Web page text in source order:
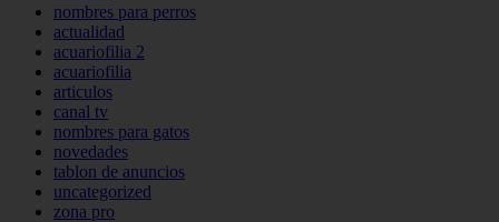
nombres para perros
actualidad
acuariofilia 2
acuariofilia
articulos
canal tv
nombres para gatos
novedades
tablon de anuncios
uncategorized
zona pro